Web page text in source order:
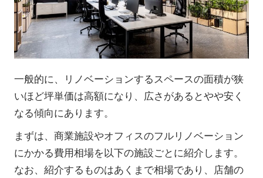
一般的に、リノベーションするスペースの面積が狭
いほど坪単価は高額になり、広さがあるとやや安く
なる傾向にあります。
まずは、商業施設やオフィスのフルリノベーション
にかかる費用相場を以下の施設ごとに紹介します。
なお、紹介するものはあくまで相場であり、店舗の